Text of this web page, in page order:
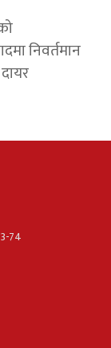
निवर्तमान
74